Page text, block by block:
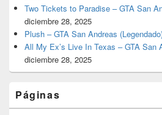
Two Tickets to Paradise – GTA San
diciembre 28, 2025
Plush – GTA San Andreas
All My Ex’s Live In Texas – GTA San
diciembre 28, 2025
Páginas